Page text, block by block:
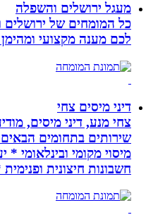
מעגל ירושלים והשפלה
כל המומחים של ירושלים
לכם מענה מקצועי ומהימן
דיני מיסים צחי
צחי מנע, דיני מיסים, מודיעין,
שירותים בתחומים הבאים : *
מיסוי מקומי ובינלאומי * יעוץ
חשבונות חיצונית ופנימית